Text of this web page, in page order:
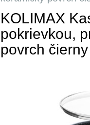
KOLIMAX
pokrievkou,
povrch